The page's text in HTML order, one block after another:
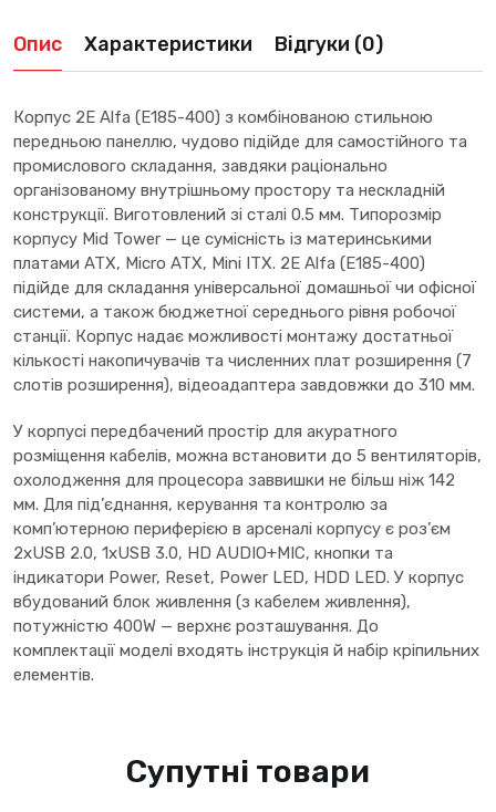
Опис Характеристики Відгуки (0)
Корпус 2E Alfa (Е185-400) з комбінованою стильною
передньою панеллю, чудово підійде для самостійного та
промислового складання, завдяки раціонально
організованому внутрішньому простору та нескладній
конструкції. Виготовлений зі сталі 0.5 мм. Типорозмір
корпусу Mid Tower — це сумісність із материнськими
платами ATX, Micro ATX, Mini ITX. 2E Alfa (Е185-400)
підійде для складання універсальної домашньої чи офісної
системи, а також бюджетної середнього рівня робочої
станції. Корпус надає можливості монтажу достатньої
кількості накопичувачів та численних плат розширення (7
слотів розширення), відеоадаптера завдовжки до 310 мм.
У корпусі передбачений простір для акуратного
розміщення кабелів, можна встановити до 5 вентиляторів,
охолодження для процесора заввишки не більш ніж 142
мм. Для під’єднання, керування та контролю за
комп’ютерною периферією в арсеналі корпусу є роз’єм
2xUSB 2.0, 1xUSB 3.0, HD AUDIO+MIC, кнопки та
індикатори Power, Reset, Power LED, HDD LED. У корпус
вбудований блок живлення (з кабелем живлення),
потужністю 400W — верхнє розташування. До
комплектації моделі входять інструкція й набір кріпильних
елементів.
Супутні товари